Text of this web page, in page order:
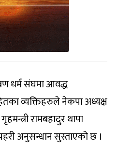
धर्म संघमा आवद्ध
व्यक्तिहरुले नेकपा अध्यक्ष
रामबहादुर थापा
अनुसन्धान सुस्ताएको छ ।